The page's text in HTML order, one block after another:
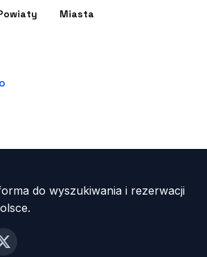
Miasta
do wyszukiwania i rezerwacji
X